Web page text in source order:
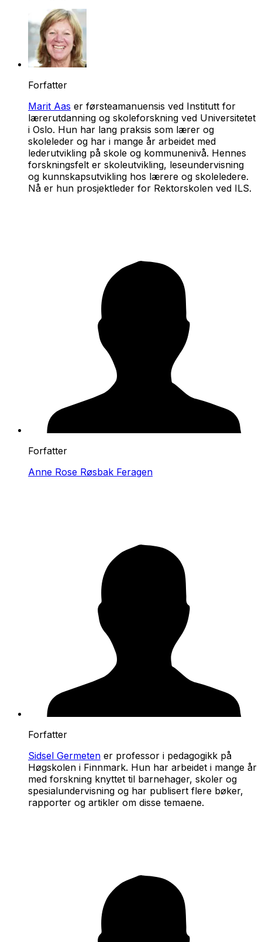
Forfatter
Marit Aas er førsteamanuensis ved Institutt for
lærerutdanning og skoleforskning ved Universitetet
i Oslo. Hun har lang praksis som lærer og
skoleleder og har i mange år arbeidet med
lederutvikling på skole og kommunenivå. Hennes
forskningsfelt er skoleutvikling, leseundervisning
og kunnskapsutvikling hos lærere og skoleledere.
Nå er hun prosjektleder for Rektorskolen ved ILS.
Forfatter
Anne Rose Røsbak Feragen
Forfatter
Sidsel Germeten er professor i pedagogikk på
Høgskolen i Finnmark. Hun har arbeidet i mange år
med forskning knyttet til barnehager, skoler og
spesialundervisning og har publisert flere bøker,
rapporter og artikler om disse temaene.